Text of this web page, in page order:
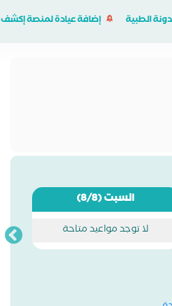
الطبية إضافة عيادة لمنصة إكشف
السبت(8/8)
لا توجد مواعيد متاحة